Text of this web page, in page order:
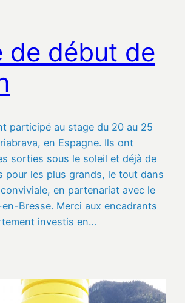
de début de
participé au stage du 20 au 25
en Espagne. Ils ont
sorties sous le soleil et déjà de
pour les plus grands, le tout dans
en partenariat avec le
Bresse. Merci aux encadrants
investis en…